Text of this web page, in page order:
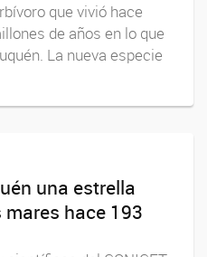
que vivió hace
de años en lo que
La nueva especie
una estrella
hace 193